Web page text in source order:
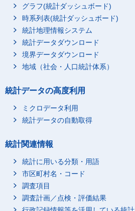
グラフ(統計ダッシュボード)
時系列表(統計ダッシュボード)
統計地理情報システム
統計データダウンロード
境界データダウンロード
地域（社会・人口統計体系）
統計データの高度利用
ミクロデータ利用
統計データの自動取得
統計関連情報
統計に用いる分類・用語
市区町村名・コード
調査項目
調査計画／点検・評価結果